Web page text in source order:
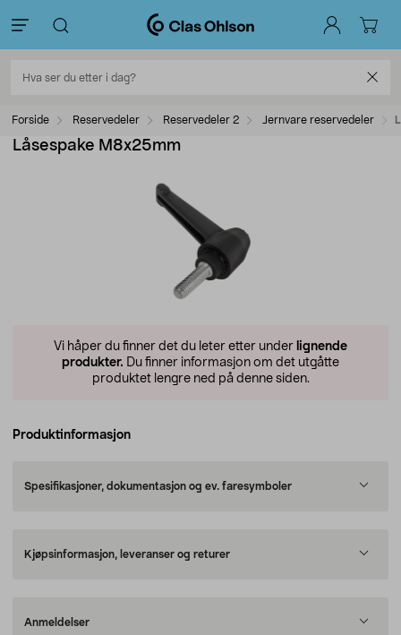
Forside Reservedeler Reservedeler 2 Jernvare reservedeler
Låsespake M8x25mm
Vi håper du finner det du leter etter under lignende
produkter. Du finner informasjon om det utgåtte
produktet lengre ned på denne siden.
Produktinformasjon
Spesifikasjoner, dokumentasjon og ev. faresymboler
Kjøpsinformasjon, leveranser og returer
Anmeldelser